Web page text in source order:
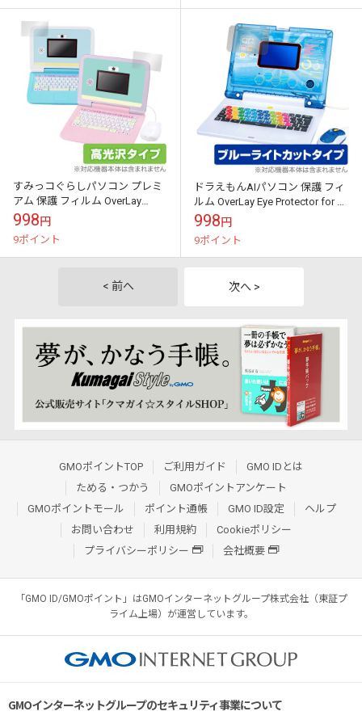
すみっコぐらしパソコン プレミ
アム 保護 フィルム OverLay
Brilliant for カメラもIN！マウス
できせかえ！す...
998円
9ポイント
ドラえもんAIパソコン 保護 フィ
ルム OverLay Eye Protector for ド
ラえもん パソコン 液晶保護 目に
優...
998円
9ポイント
< 前へ 次へ >
GMOポイントTOP ご利用ガイド
GMO IDとは
ためる・つかう
GMOポイントアンケート
GMOポイントモール
ポイント通帳 GMO ID設定
ヘルプ
お問い合わせ
利用規約
Cookieポリシー
プライバシーポリシー
会社概要
「GMO ID/GMOポイント」はGMOインターネットグループ株式会社（東証プ
ライム上場）が運営しています。
GMOインターネットグループのセキュリティ事業について